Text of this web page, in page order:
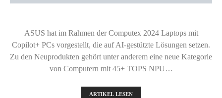
ASUS hat im Rahmen der Computex 2024 Laptops mit
Copilot+ PCs vorgestellt, die auf AI-gestützte Lösungen setzen.
Zu den Neuprodukten gehört unter anderem eine neue Kategorie
von Computern mit 45+ TOPS NPU…
ARTIKEL LESEN